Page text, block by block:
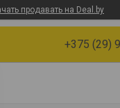
продавать на Deal.by
+375 (29)